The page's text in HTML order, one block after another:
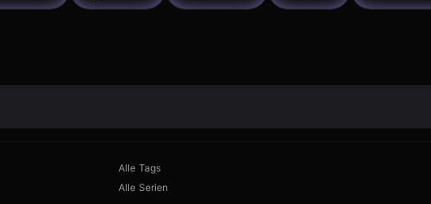
Alle Tags
Alle Serien